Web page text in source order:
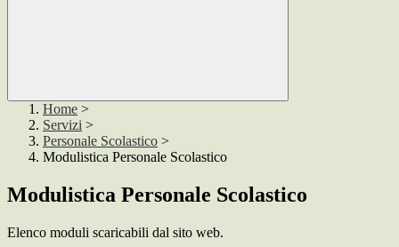
Home >
Servizi >
Personale Scolastico >
Modulistica Personale Scolastico
Modulistica Personale Scolastico
Elenco moduli scaricabili dal sito web.